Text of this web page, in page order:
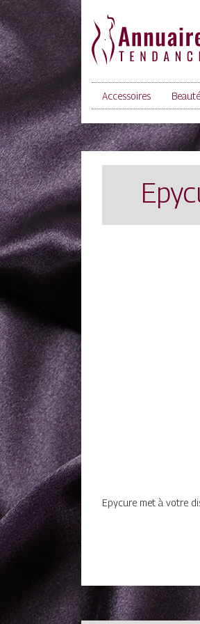
Accessoires Beauté
Epycure met à votre